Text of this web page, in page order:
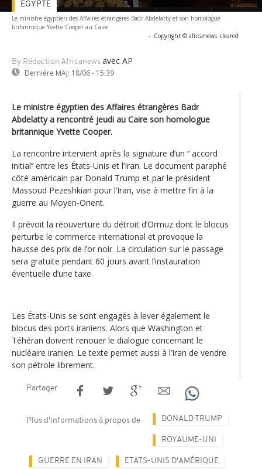
Le ministre égyptien des Affaires étrangères Badr Abdelatty et son homologue
britannique Yvette Cooper au Caire
- Copyright © africanews cleared
By Rédaction Africanews avec AP
Dernière MAJ: 18/06 - 15:39
EGYPTE
Le ministre égyptien des Affaires étrangères Badr
Abdelatty a rencontré jeudi au Caire son homologue
britannique Yvette Cooper.
La rencontre intervient après la signature d’un ‘’ accord
initial’’ entre les États-Unis et l’Iran. Le document paraphé
côté américain par Donald Trump et par le président
Massoud Pezeshkian pour l’Iran, vise à mettre fin à la
guerre au Moyen-Orient.
Il prévoit la réouverture du détroit d’Ormuz dont le blocus
perturbe le commerce international et provoque la
hausse des prix de l’or noir. La circulation sur le passage
sera gratuite pendant 60 jours avant l’instauration
éventuelle d’une taxe.
Les États-Unis se sont engagés à lever également le
blocus des ports iraniens. Alors que Washington et
Téhéran doivent renouer le dialogue concernant le
nucléaire iranien. Le texte permet aussi à l’Iran de vendre
son pétrole librement.
Partager
Plus d'informations à propos de DONALD TRUMP
ROYAUME-UNI
GUERRE EN IRAN ETATS-UNIS D'AMÉRIQUE